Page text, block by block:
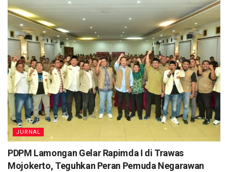
JURNAL
PDPM Lamongan Gelar Rapimda I di Trawas
Mojokerto, Teguhkan Peran Pemuda Negarawan